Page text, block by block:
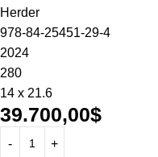
Herder
978-84-25451-29-4
2024
280
14 x 21.6
39.700,00$